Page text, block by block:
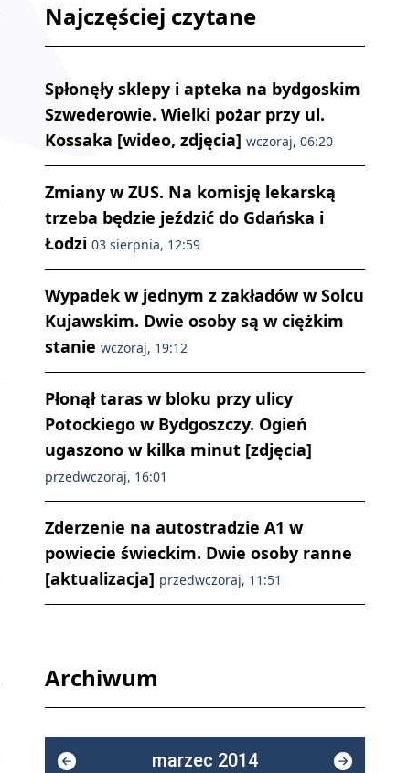
Najczęściej czytane
Spłonęły sklepy i apteka na bydgoskim
Szwederowie. Wielki pożar przy ul.
Kossaka [wideo, zdjęcia] wczoraj, 06:20
Zmiany w ZUS. Na komisję lekarską
trzeba będzie jeździć do Gdańska i
Łodzi 03 sierpnia, 12:59
Wypadek w jednym z zakładów w Solcu
Kujawskim. Dwie osoby są w ciężkim
stanie wczoraj, 19:12
Płonął taras w bloku przy ulicy
Potockiego w Bydgoszczy. Ogień
ugaszono w kilka minut [zdjęcia]
przedwczoraj, 16:01
Zderzenie na autostradzie A1 w
powiecie świeckim. Dwie osoby ranne
[aktualizacja] przedwczoraj, 11:51
Archiwum
marzec 2014